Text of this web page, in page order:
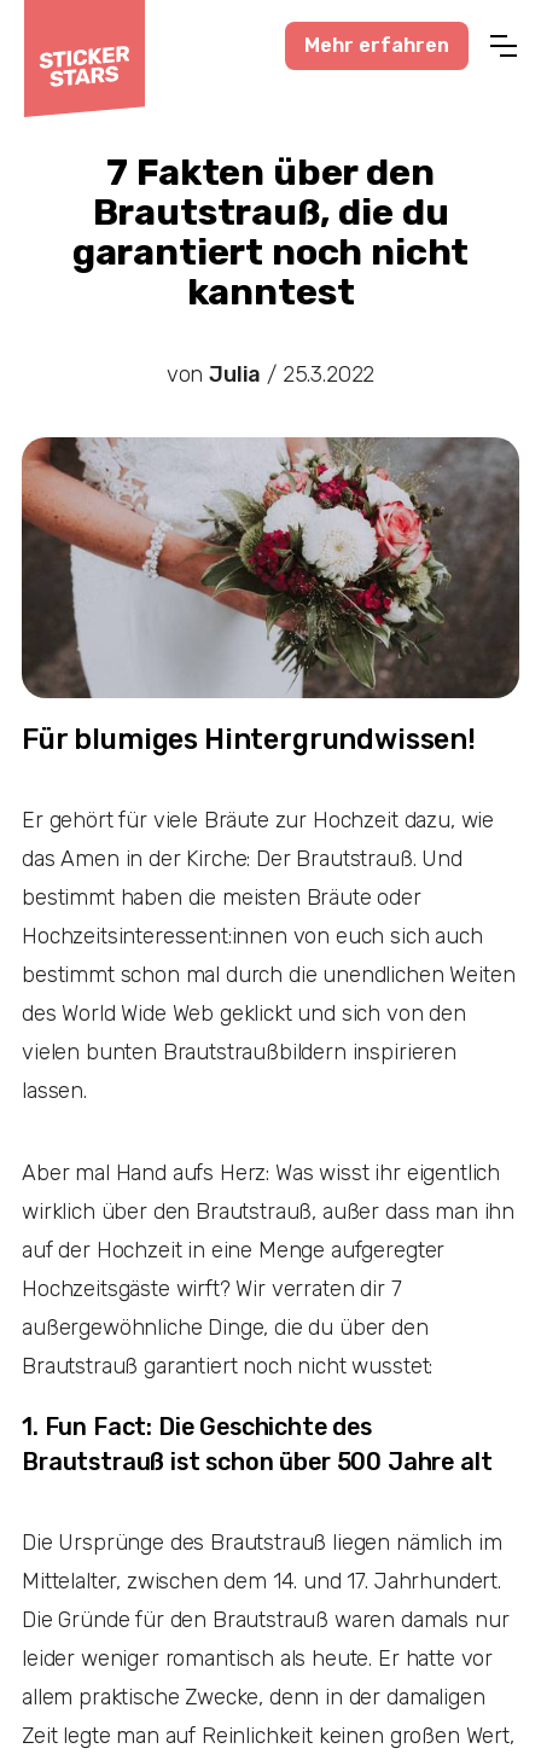
Amateursport
Feuerwehr-News
Karneval-Action
Business-Welt
Stickerstars-News
Sonstiges
Treueaktionen
Mehr erfahren
7 Fakten über den
Brautstrauß, die du
garantiert noch nicht
kanntest
von Julia / 25.3.2022
Für blumiges Hintergrundwissen!
Er gehört für viele Bräute zur Hochzeit dazu, wie
das Amen in der Kirche: Der Brautstrauß. Und
bestimmt haben die meisten Bräute oder
Hochzeitsinteressent:innen von euch sich auch
bestimmt schon mal durch die unendlichen Weiten
des World Wide Web geklickt und sich von den
vielen bunten Brautstraußbildern inspirieren
lassen.
Aber mal Hand aufs Herz: Was wisst ihr eigentlich
wirklich über den Brautstrauß, außer dass man ihn
auf der Hochzeit in eine Menge aufgeregter
Hochzeitsgäste wirft? Wir verraten dir 7
außergewöhnliche Dinge, die du über den
Brautstrauß garantiert noch nicht wusstet:
1. Fun Fact: Die Geschichte des
Brautstrauß ist schon über 500 Jahre alt
Die Ursprünge des Brautstrauß liegen nämlich im
Mittelalter, zwischen dem 14. und 17. Jahrhundert.
Die Gründe für den Brautstrauß waren damals nur
leider weniger romantisch als heute. Er hatte vor
allem praktische Zwecke, denn in der damaligen
Zeit legte man auf Reinlichkeit keinen großen Wert,